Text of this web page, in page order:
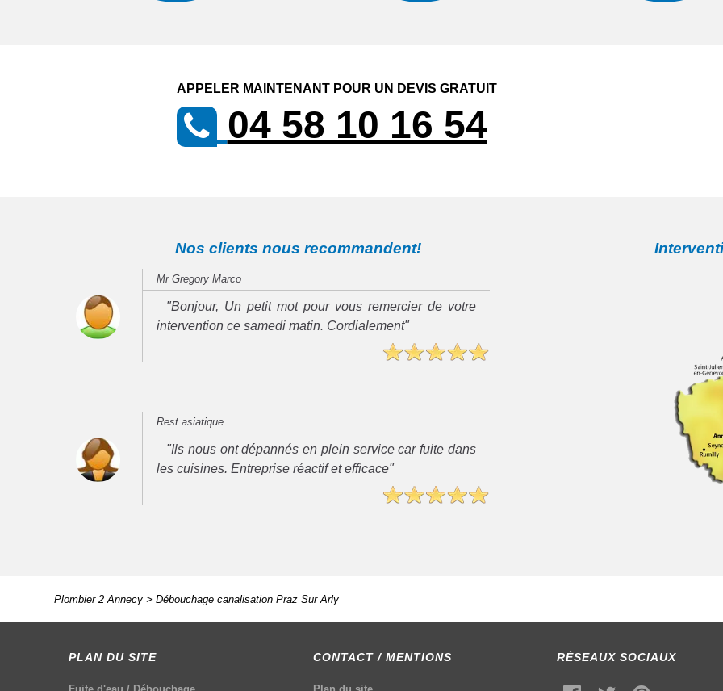
APPELER MAINTENANT POUR UN DEVIS GRATUIT
04 58 10 16 54
Nos clients nous recommandent!
Mr Gregory Marco
"Bonjour, Un petit mot pour vous remercier de votre
intervention ce samedi matin. Cordialement"
Rest asiatique
"Ils nous ont dépannés en plein service car fuite dans
les cuisines. Entreprise réactif et efficace"
Plombier 2 Annecy> Débouchage canalisation Praz Sur Arly
PLAN DU SITE CONTACT / MENTIONS RÉSEAUX SOCIAUX